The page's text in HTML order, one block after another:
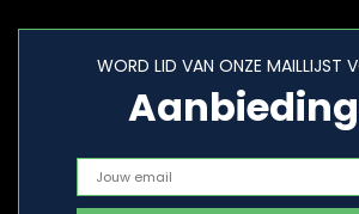
WORD LID VAN ONZE MAILLIJST